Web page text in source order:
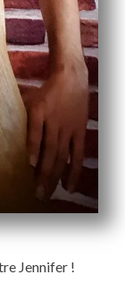
Jennifer !